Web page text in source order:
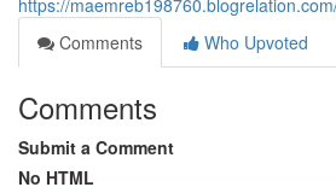
https://
Comments
Who Upvoted
Comments
Submit a Comment
No HTML